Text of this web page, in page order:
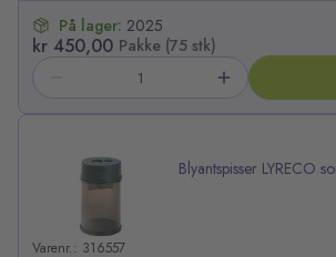
kr 450,00 Pakke (75 stk)
På lager: 2025
Blyantspisser LYRECO
Varenr.: 316557